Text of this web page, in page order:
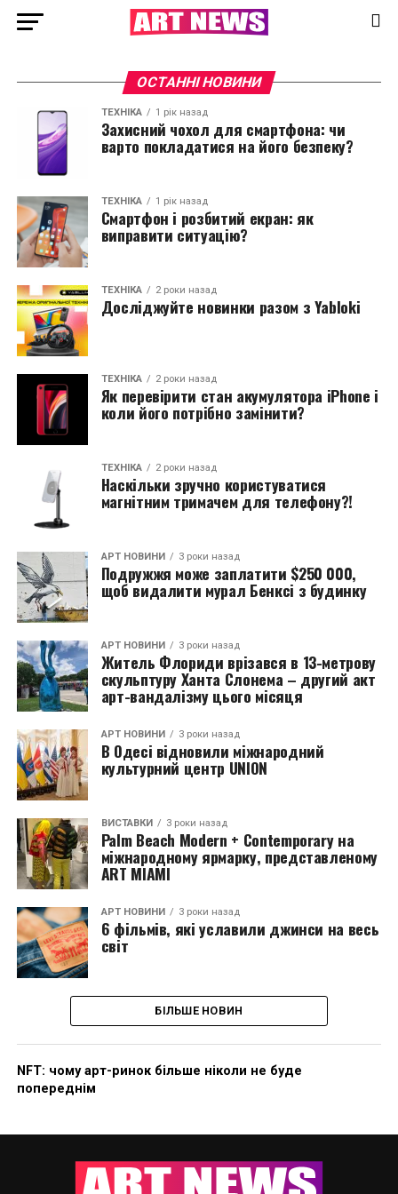
ОСТАННІ НОВИНИ
ТЕХНІКА 1 рік назад
Захисний чохол для смартфона: чи
варто покладатися на його безпеку?
ТЕХНІКА 1 рік назад
Смартфон і розбитий екран: як
виправити ситуацію?
ТЕХНІКА 2 роки назад
Досліджуйте новинки разом з Yabloki
ТЕХНІКА 2 роки назад
Як перевірити стан акумулятора iPhone і
коли його потрібно замінити?
ТЕХНІКА 2 роки назад
Наскільки зручно користуватися
магнітним тримачем для телефону?!
АРТ НОВИНИ 3 роки назад
Подружжя може заплатити $250 000,
щоб видалити мурал Бенксі з будинку
АРТ НОВИНИ 3 роки назад
Житель Флориди врізався в 13-метрову
скульптуру Ханта Слонема – другий акт
арт-вандалізму цього місяця
АРТ НОВИНИ 3 роки назад
В Одесі відновили міжнародний
культурний центр UNION
ВИСТАВКИ 3 роки назад
Palm Beach Modern + Contemporary на
міжнародному ярмарку, представленому
ART MIAMI
АРТ НОВИНИ 3 роки назад
6 фільмів, які уславили джинси на весь
світ
БІЛЬШЕ НОВИН
NFT: чому арт-ринок більше ніколи не буде
попереднім